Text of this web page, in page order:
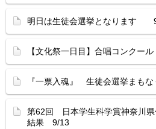
明日は生徒会選挙となります
【文化祭一日目】合唱コンクー
『一票入魂』 生徒会選挙まも
第62回 日本学生科学賞神奈川
結果 9/13